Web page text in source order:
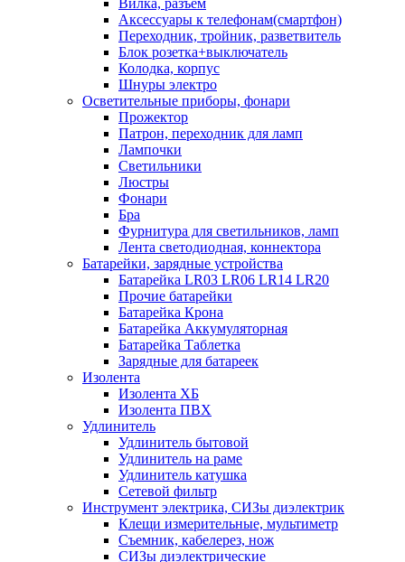
Вилка, разъем
Аксессуары к телефонам(смартфон)
Переходник, тройник, разветвитель
Блок розетка+выключатель
Колодка, корпус
Шнуры электро
Осветительные приборы, фонари
Прожектор
Патрон, переходник для ламп
Лампочки
Светильники
Люстры
Фонари
Бра
Фурнитура для светильников, ламп
Лента светодиодная, коннектора
Батарейки, зарядные устройства
Батарейка LR03 LR06 LR14 LR20
Прочие батарейки
Батарейка Крона
Батарейка Аккумуляторная
Батарейка Таблетка
Зарядные для батареек
Изолента
Изолента ХБ
Изолента ПВХ
Удлинитель
Удлинитель бытовой
Удлинитель на раме
Удлинитель катушка
Сетевой фильтр
Инструмент электрика, СИЗы диэлектрик
Клещи измерительные, мультиметр
Съемник, кабелерез, нож
СИЗы диэлектрические